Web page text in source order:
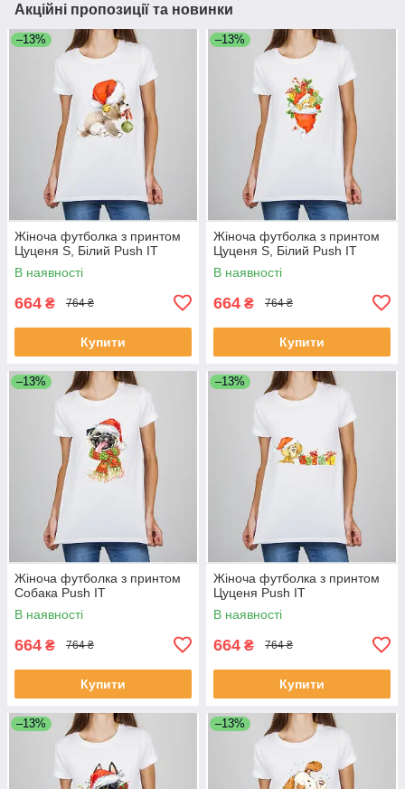
Акційні пропозиції та новинки
–13%
Жіноча футболка з принтом
Цуценя S, Білий Push IT
В наявності
664 ₴ 764 ₴
Купити
–13%
Жіноча футболка з принтом
Цуценя S, Білий Push IT
В наявності
664 ₴ 764 ₴
Купити
–13%
Жіноча футболка з принтом
Собака Push IT
В наявності
664 ₴ 764 ₴
Купити
–13%
Жіноча футболка з принтом
Цуценя Push IT
В наявності
664 ₴ 764 ₴
Купити
–13% –13%